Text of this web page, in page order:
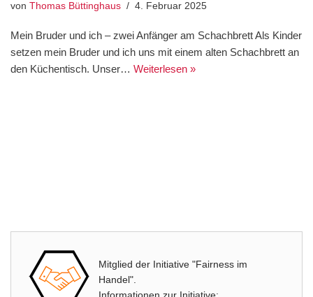
von Thomas Büttinghaus 4. Februar 2025
Mein Bruder und ich – zwei Anfänger am Schachbrett Als Kinder
setzen mein Bruder und ich uns mit einem alten Schachbrett an
den Küchentisch. Unser… Weiterlesen »
Mitglied der Initiative "Fairness im
Handel".